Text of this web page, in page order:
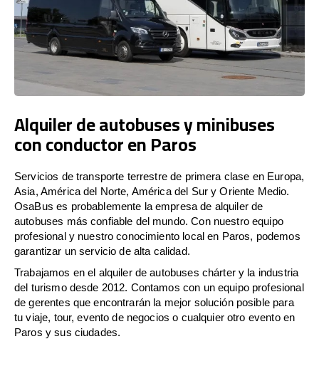
Alquiler de autobuses y minibuses
con conductor en Paros
Servicios de transporte terrestre de primera clase en Europa,
Asia, América del Norte, América del Sur y Oriente Medio.
OsaBus es probablemente la empresa de alquiler de
autobuses más confiable del mundo. Con nuestro equipo
profesional y nuestro conocimiento local en Paros, podemos
garantizar un servicio de alta calidad.
Trabajamos en el alquiler de autobuses chárter y la industria
del turismo desde 2012. Contamos con un equipo profesional
de gerentes que encontrarán la mejor solución posible para
tu viaje, tour, evento de negocios o cualquier otro evento en
Paros y sus ciudades.